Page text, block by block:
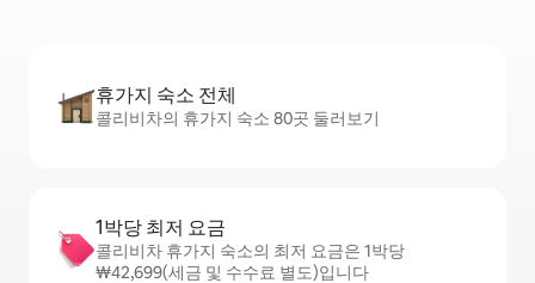
휴가지 숙소 전체
콜리비차의 휴가지 숙소 80곳 둘러보기
1박당 최저 요금
콜리비차 휴가지 숙소의 최저 요금은 1박당
₩42,699(세금 및 수수료 별도)입니다